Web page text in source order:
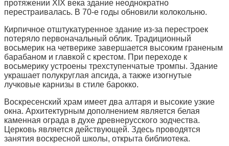
протяжении XIX века здание неоднократно
перестраивалась. В 70-е годы обновили колокольню.
Кирпичное отштукатуренное здание из-за перестроек
потеряло первоначальный облик. Традиционный
восьмерик на четверике завершается высоким граненым
барабаном и главкой с крестом. При переходе к
восьмерику устроены трехступенчатые тромпы. Здание
украшает полукруглая апсида, а также изогнутые
лучковые карнизы в стиле барокко.
Воскресенский храм имеет два алтаря и высокие узкие
окна. Архитектурным дополнением является белая
каменная ограда в духе древнерусского зодчества.
Церковь является действующей. Здесь проводятся
занятия воскресной школы, открыта библиотека.